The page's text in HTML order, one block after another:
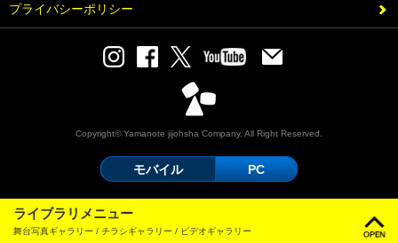
ライブラリメニュー
舞台写真ギャラリー / チラシギャラリー / ビデオギャラリー
プライバシーポリシー
Copyright© Yamanote jijohsha Company. All Right Reserved.
モバイル PC